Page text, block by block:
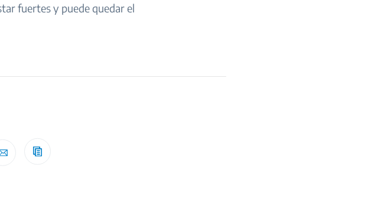
fuertes y puede quedar el